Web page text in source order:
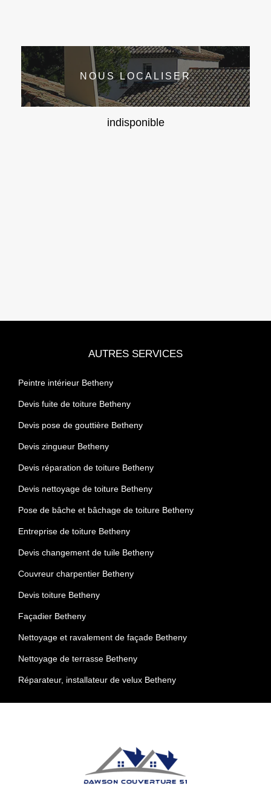
NOUS LOCALISER
indisponible
AUTRES SERVICES
Peintre intérieur Betheny
Devis fuite de toiture Betheny
Devis pose de gouttière Betheny
Devis zingueur Betheny
Devis réparation de toiture Betheny
Devis nettoyage de toiture Betheny
Pose de bâche et bâchage de toiture Betheny
Entreprise de toiture Betheny
Devis changement de tuile Betheny
Couvreur charpentier Betheny
Devis toiture Betheny
Façadier Betheny
Nettoyage et ravalement de façade Betheny
Nettoyage de terrasse Betheny
Réparateur, installateur de velux Betheny